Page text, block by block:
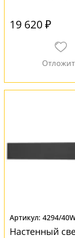
19 620 ₽
4294/
Настенный